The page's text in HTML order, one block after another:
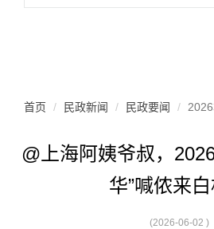
首页 民政新闻 民政要闻
@上海阿姨爷叔，
华”喊侬来白
(2026-06-02 )